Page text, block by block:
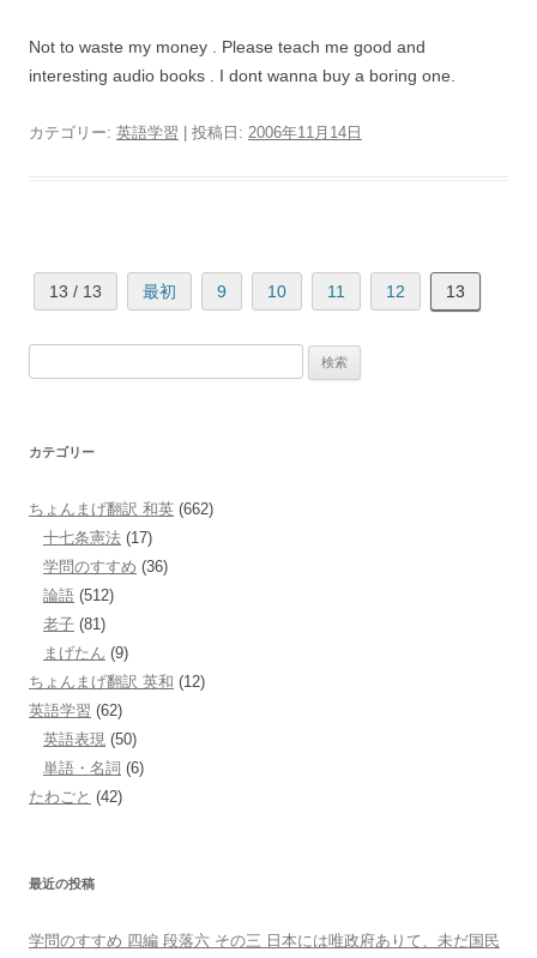
Not to waste my money . Please teach me good and
interesting audio books . I dont wanna buy a boring one.
カテゴリー: 英語学習 | 投稿日: 2006年11月14日
13 / 13 最初 9 10 11 12 13
カテゴリー
ちょんまげ翻訳 和英 (662)
十七条憲法 (17)
学問のすすめ (36)
論語 (512)
老子 (81)
まげたん (9)
ちょんまげ翻訳 英和 (12)
英語学習 (62)
英語表現 (50)
単語・名詞 (6)
たわごと (42)
最近の投稿
学問のすすめ 四編 段落六 その三 日本には唯政府ありて、未だ国民